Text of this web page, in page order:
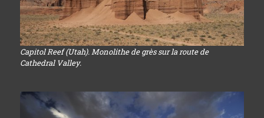
Capitol Reef (Utah). Monolithe de grès sur la route de
Cathedral Valley.